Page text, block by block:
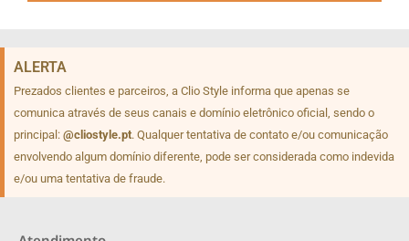
ALERTA
Prezados clientes e parceiros, a Clio Style informa que apenas se
comunica através de seus canais e domínio eletrônico oficial, sendo o
principal: @cliostyle.pt. Qualquer tentativa de contato e/ou comunicação
envolvendo algum domínio diferente, pode ser considerada como indevida
e/ou uma tentativa de fraude.